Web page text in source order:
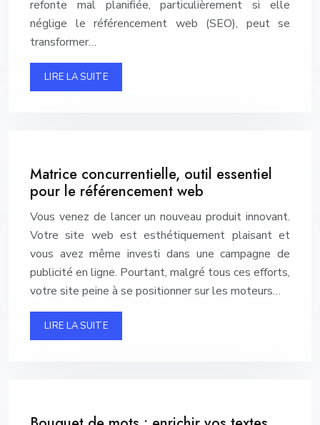
refonte mal planifiée, particulièrement si elle
néglige le référencement web (SEO), peut se
transformer…
LIRE LA SUITE
Matrice concurrentielle, outil essentiel
pour le référencement web
Vous venez de lancer un nouveau produit innovant.
Votre site web est esthétiquement plaisant et
vous avez même investi dans une campagne de
publicité en ligne. Pourtant, malgré tous ces efforts,
votre site peine à se positionner sur les moteurs…
LIRE LA SUITE